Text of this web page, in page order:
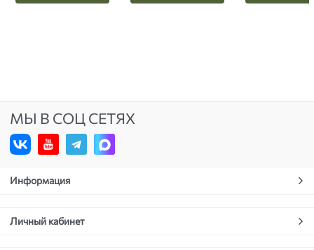
МЫ В СОЦ СЕТЯХ
Информация
Личный кабинет